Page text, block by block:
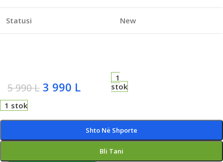
Statusi New
5 990L 3 990 L
1
stok
1 stok
Shto Në Shporte
Bli Tani